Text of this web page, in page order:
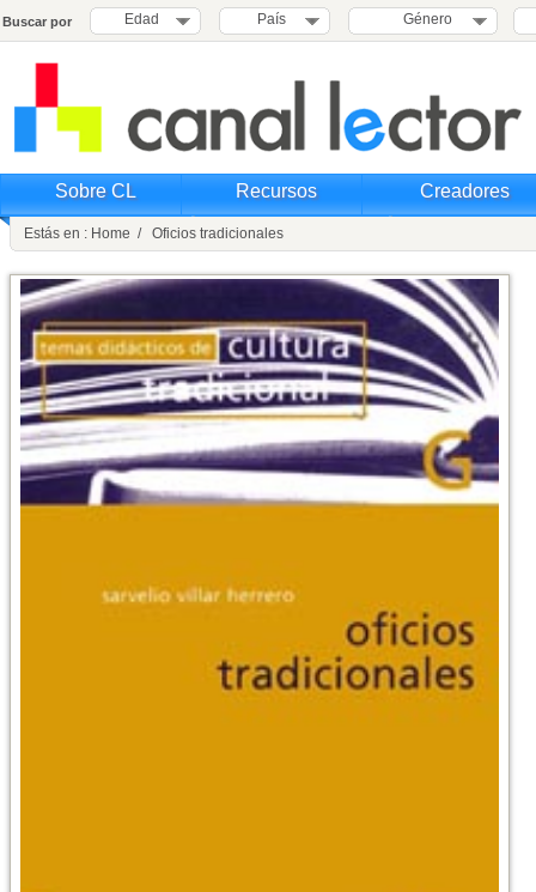
Buscar por Edad País Género
Sobre CL Recursos Creadores
Estás en : Home / Oficios tradicionales